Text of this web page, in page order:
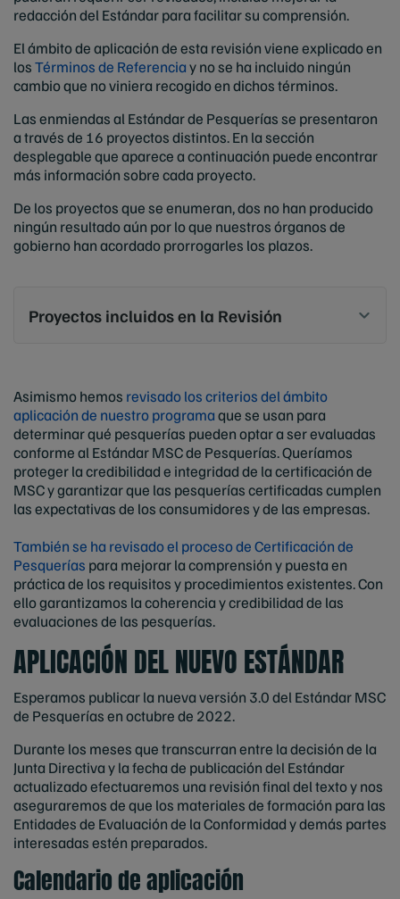
redacción del Estándar para facilitar su comprensión.
El ámbito de aplicación de esta revisión viene explicado en
losTérminos de Referenciay no se ha incluido ningún
cambio que no viniera recogido en dichos términos.
Las enmiendas al Estándar de Pesquerías se presentaron
a través de 16 proyectos distintos. En la sección
desplegable que aparece a continuación puede encontrar
más información sobre cada proyecto.
De los proyectos que se enumeran, dos no han producido
ningún resultado aún por lo que nuestros órganos de
gobierno han acordado prorrogarles los plazos.
Proyectos incluidos en la Revisión
Asimismo hemos revisado los criterios del ámbito
aplicación de nuestro programaque se usan para
determinar qué pesquerías pueden optar a ser evaluadas
conforme al Estándar MSC de Pesquerías. Queríamos
proteger la credibilidad e integridad de la certificación de
MSC y garantizar que las pesquerías certificadas cumplen
las expectativas de los consumidores y de las empresas.
También se ha revisado el proceso de Certificación de
Pesquerías para mejorar la comprensión y puesta en
práctica de los requisitos y procedimientos existentes. Con
ello garantizamos la coherencia y credibilidad de las
evaluaciones de las pesquerías.
APLICACIÓN DEL NUEVO ESTÁNDAR
Esperamos publicar la nueva versión 3.0 del Estándar MSC
de Pesquerías en octubre de 2022.
Durante los meses que transcurran entre la decisión de la
Junta Directiva y la fecha de publicación del Estándar
actualizado efectuaremos una revisión final del texto y nos
aseguraremos de que los materiales de formación para las
Entidades de Evaluación de la Conformidad y demás partes
interesadas estén preparados.
Calendario de aplicación